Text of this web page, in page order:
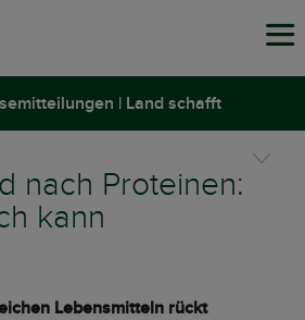
| Land schafft
nach Proteinen:
kann
Lebensmitteln rückt